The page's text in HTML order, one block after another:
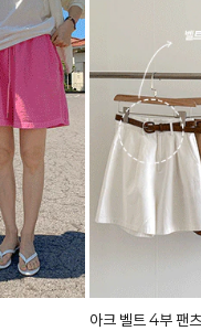
아크 벨트 4부 팬츠